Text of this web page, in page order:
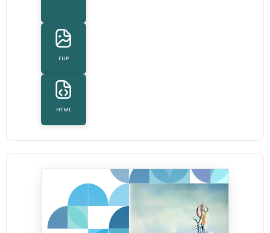
FLIP
HTML